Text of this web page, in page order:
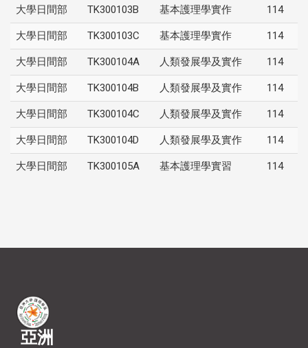
大學日間部 TK300103B 基本護理學實作 114
大學日間部 TK300103C 基本護理學實作 114
大學日間部 TK300104A 人類發展學及實作 114
大學日間部 TK300104B 人類發展學及實作 114
大學日間部 TK300104C 人類發展學及實作 114
大學日間部 TK300104D 人類發展學及實作 114
大學日間部 TK300105A 基本護理學實習 114
亞洲